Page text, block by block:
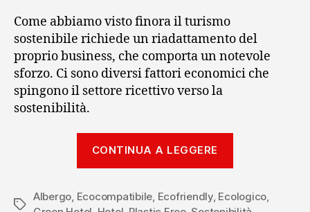
Come abbiamo visto finora il turismo
sostenibile richiede un riadattamento del
proprio business, che comporta un notevole
sforzo. Ci sono diversi fattori economici che
spingono il settore ricettivo verso la
sostenibilità.
CONTINUA A LEGGERE
turismo
Tag
Albergo, Ecocompatibile, Ecofriendly, Ecologico,